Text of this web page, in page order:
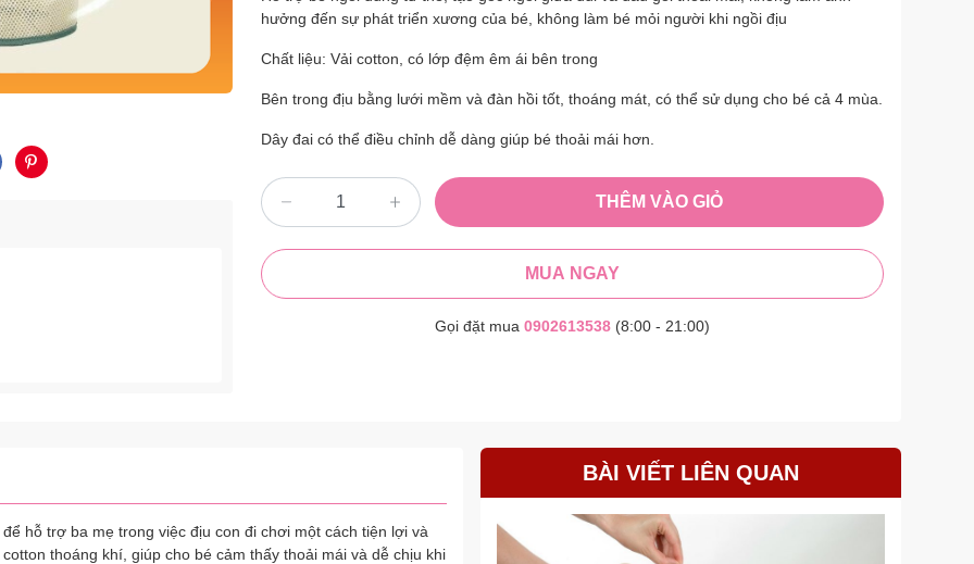
hưởng đến sự phát triển xương của bé, không làm bé mỏi người khi ngồi địu
Chất liệu: Vải cotton, có lớp đệm êm ái bên trong
Bên trong địu bằng lưới mềm và đàn hồi tốt, thoáng mát, có thể sử dụng cho bé cả 4 mùa.
Dây đai có thể điều chỉnh dễ dàng giúp bé thoải mái hơn.
THÊM VÀO GIỎ
MUA NGAY
Gọi đặt mua 0902613538 (8:00 - 21:00)
hỗ trợ ba mẹ trong việc địu con đi chơi một cách tiện lợi và
thoáng khí, giúp cho bé cảm thấy thoải mái và dễ chịu khi
BÀI VIẾT LIÊN QUAN